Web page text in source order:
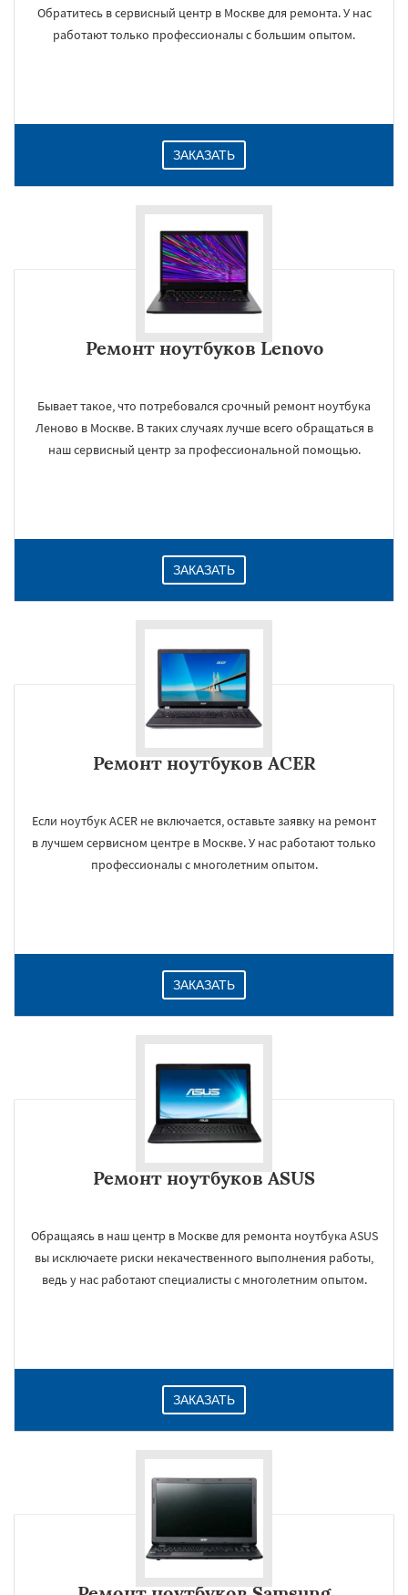
Обратитесь в сервисный центр в Москве для ремонта. У нас
работают только профессионалы с большим опытом.
ЗАКАЗАТЬ
Ремонт ноутбуков Lenovo
Бывает такое, что потребовался срочный ремонт ноутбука
Леново в Москве. В таких случаях лучше всего обращаться в
наш сервисный центр за профессиональной помощью.
ЗАКАЗАТЬ
Ремонт ноутбуков ACER
Если ноутбук ACER не включается, оставьте заявку на ремонт
в лучшем сервисном центре в Москве. У нас работают только
профессионалы с многолетним опытом.
ЗАКАЗАТЬ
Ремонт ноутбуков ASUS
Обращаясь в наш центр в Москве для ремонта ноутбука ASUS
вы исключаете риски некачественного выполнения работы,
ведь у нас работают специалисты с многолетним опытом.
ЗАКАЗАТЬ